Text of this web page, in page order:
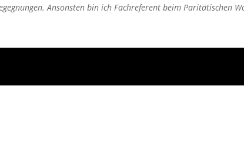
Ansonsten bin ich Fachreferent beim Paritätischen